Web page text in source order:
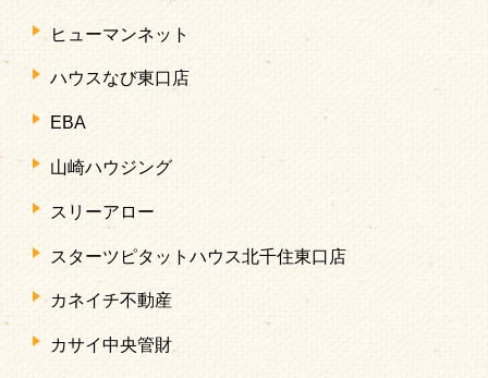
ヒューマンネット
ハウスなび東口店
EBA
山崎ハウジング
スリーアロー
スターツピタットハウス北千住東口店
カネイチ不動産
カサイ中央管財